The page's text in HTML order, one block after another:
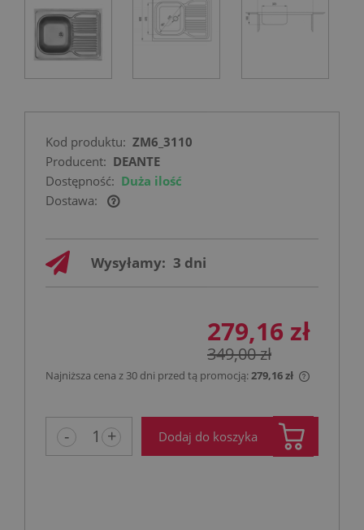
Kod produktu: ZM6_3110
Producent: DEANTE
Dostępność: Duża ilość
Dostawa:
Cena nie zawiera ewentualnych kosztów
Wysyłamy: 3 dni
279,16 zł
349,00 zł
Najniższa cena z 30 dni przed tą promocją:279,16 zł
- + Dodaj do koszyka